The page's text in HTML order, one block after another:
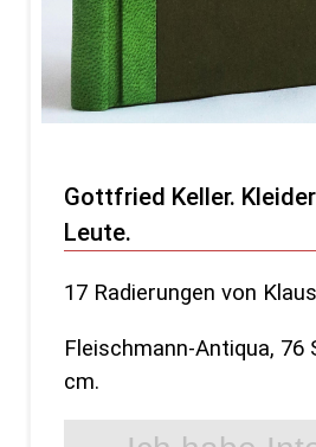
Gottfried Keller.
Leute.
17 Radierungen von
Fleischmann-Antiqua, 76
cm.